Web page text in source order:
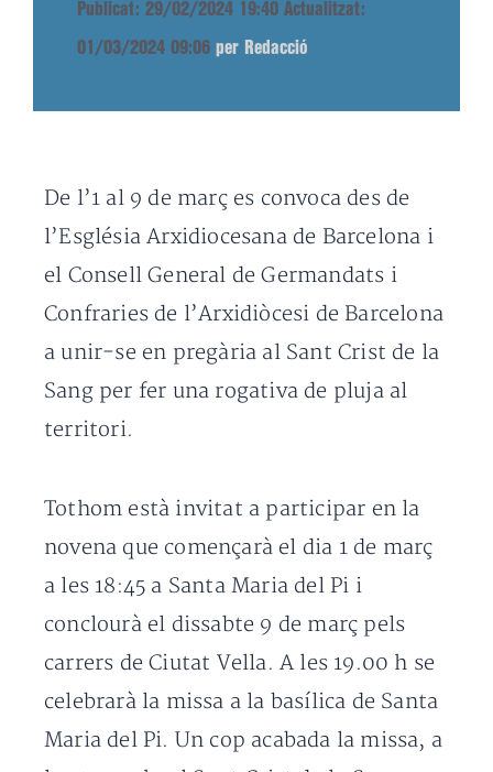
Publicat: 29/02/2024 19:40 Actualitzat:
01/03/2024 09:06 per Redacció
De l’1 al 9 de març es convoca des de
l’Església Arxidiocesana de Barcelona i
el Consell General de Germandats i
Confraries de l’Arxidiòcesi de Barcelona
a unir-se en pregària al Sant Crist de la
Sang per fer una rogativa de pluja al
territori.
Tothom està invitat a participar en la
novena que començarà el dia 1 de març
a les 18:45 a Santa Maria del Pi i
conclourà el dissabte 9 de març pels
carrers de Ciutat Vella. A les 19.00 h se
celebrarà la missa a la basílica de Santa
Maria del Pi. Un cop acabada la missa, a